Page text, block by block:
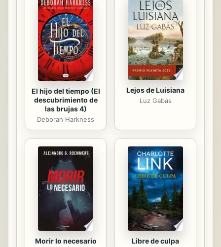
foundation, readers are better
equipped to understand the
equations and formulas of physics,
and motivated to explore the
thought-provoking exercises and fun
projects in each chapter. ...
El hijo del tiempo (El
descubrimiento de
las brujas 4)
Deborah Harkness
Lejos de Luisiana
Luz Gabás
Morir lo necesario Libre de culpa